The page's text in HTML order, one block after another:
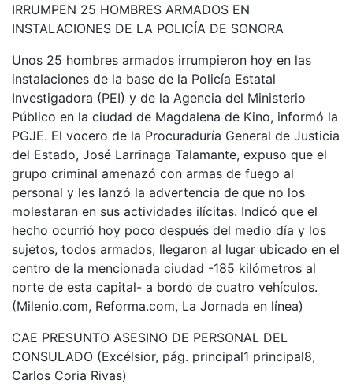
IRRUMPEN 25 HOMBRES ARMADOS EN
INSTALACIONES DE LA POLICÍA DE SONORA
Unos 25 hombres armados irrumpieron hoy en las
instalaciones de la base de la Policía Estatal
Investigadora (PEI) y de la Agencia del Ministerio
Público en la ciudad de Magdalena de Kino, informó la
PGJE. El vocero de la Procuraduría General de Justicia
del Estado, José Larrinaga Talamante, expuso que el
grupo criminal amenazó con armas de fuego al
personal y les lanzó la advertencia de que no los
molestaran en sus actividades ilícitas. Indicó que el
hecho ocurrió hoy poco después del medio día y los
sujetos, todos armados, llegaron al lugar ubicado en el
centro de la mencionada ciudad -185 kilómetros al
norte de esta capital- a bordo de cuatro vehículos.
(Milenio.com, Reforma.com, La Jornada en línea)
CAE PRESUNTO ASESINO DE PERSONAL DEL
CONSULADO (Excélsior, pág. principal1 principal8,
Carlos Coria Rivas)